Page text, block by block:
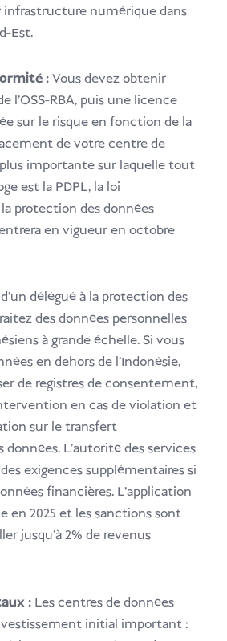
numérique dans
Est.
:Vous devez obtenir
l'OSS-RBA, puis une licence
sur le risque en fonction de la
de votre centre de
importante sur laquelle tout
est la PDPL, la loi
protection des données
en vigueur en octobre
délégué à la protection des
des données personnelles
à grande échelle. Si vous
en dehors de l'Indonésie,
de registres de consentement,
en cas de violation et
sur le transfert
données. L'autorité des services
exigences supplémentaires si
financières. L'application
en 2025 et les sanctions sont
jusqu'à 2% de revenus
: Les centres de données
initial important :